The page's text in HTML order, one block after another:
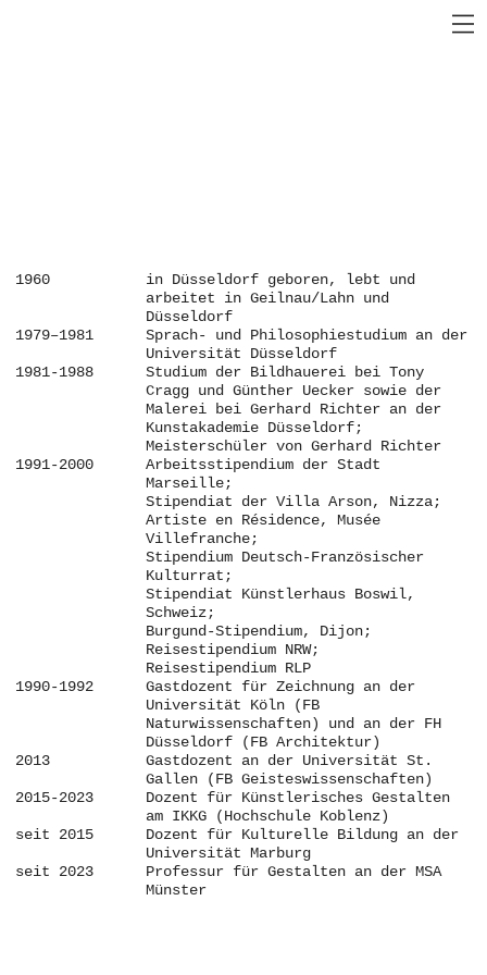
1960
in Düsseldorf geboren, lebt und
arbeitet in Geilnau/Lahn und
Düsseldorf
1979–1981
Sprach- und Philosophiestudium an der
Universität Düsseldorf
1981-1988
Studium der Bildhauerei bei Tony
Cragg und Günther Uecker sowie der
Malerei bei Gerhard Richter an der
Kunstakademie Düsseldorf;
Meisterschüler von Gerhard Richter
1991-2000
Arbeitsstipendium der Stadt
Marseille;
Stipendiat der Villa Arson, Nizza;
Artiste en Résidence, Musée
Villefranche;
Stipendium Deutsch-Französischer
Kulturrat;
Stipendiat Künstlerhaus Boswil,
Schweiz;
Burgund-Stipendium, Dijon;
Reisestipendium NRW;
Reisestipendium RLP
1990-1992
Gastdozent für Zeichnung an der
Universität Köln (FB
Naturwissenschaften) und an der FH
Düsseldorf (FB Architektur)
2013
Gastdozent an der Universität St.
Gallen (FB Geisteswissenschaften)
2015-2023
Dozent für Künstlerisches Gestalten
am IKKG (Hochschule Koblenz)
seit 2015
Dozent für Kulturelle Bildung an der
Universität Marburg
seit 2023
Professur für Gestalten an der MSA
Münster